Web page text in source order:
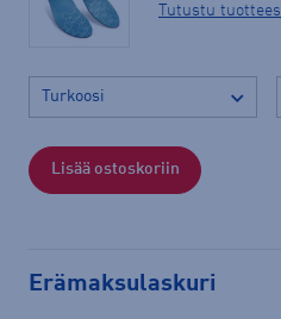
Tutustu
Lisää ostoskoriin
Erämaksulaskuri